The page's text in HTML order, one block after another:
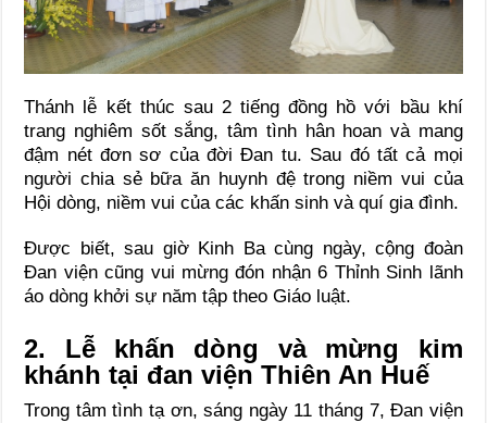
Thánh lễ kết thúc sau 2 tiếng đồng hồ với bầu khí
trang nghiêm sốt sắng, tâm tình hân hoan và mang
đậm nét đơn sơ của đời Đan tu. Sau đó tất cả mọi
người chia sẻ bữa ăn huynh đệ trong niềm vui của
Hội dòng, niềm vui của các khấn sinh và quí gia đình.
Được biết, sau giờ Kinh Ba cùng ngày, cộng đoàn
Đan viện cũng vui mừng đón nhận 6 Thỉnh Sinh lãnh
áo dòng khởi sự năm tập theo Giáo luật.
2. Lễ khấn dòng và mừng kim
khánh tại đan viện Thiên An Huế
Trong tâm tình tạ ơn, sáng ngày 11 tháng 7, Đan viện